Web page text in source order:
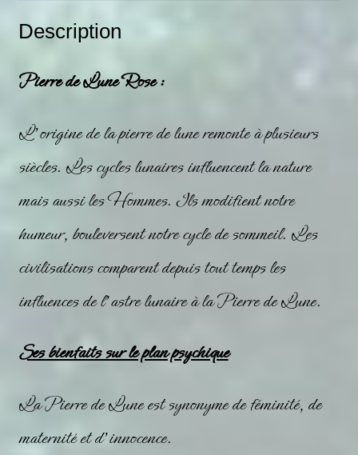
Description
Pierre de Lune Rose :
L’origine de la pierre deluneremonte à plusieurs
siècles. Les cycles lunaires influencent la nature
mais aussi les Hommes. Ils modifient notre
humeur, bouleversent notre cycle de sommeil. Les
civilisations comparent depuis tout temps les
influences de l’astre lunaire à la Pierre de Lune.
Ses bienfaits sur le plan psychique
La Pierre de Lune est synonyme de féminité, de
maternité et d’innocence.